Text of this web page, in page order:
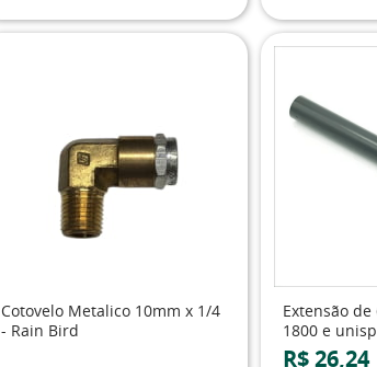
Cotovelo Metalico 10mm x 1/4
- Rain Bird
Extensão
1800 e
R$ 26,24